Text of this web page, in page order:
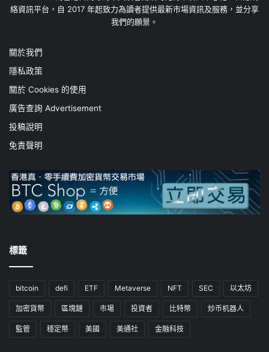
絡資訊平台，自 2017 年起致力為讀者提供最新市場資訊及服務，並分享
我們的願景。
關於我們
隱私政策
關於 Cookies 的使用
廣告查詢 Advertisement
投稿說明
免責聲明
標籤
bitcoin defi ETF Metaverse NFT SEC 以太坊
加密貨幣 區塊鏈 市場 投資者 比特幣 炒币机器人
監管 穩定幣 美國 美通社 金融科技